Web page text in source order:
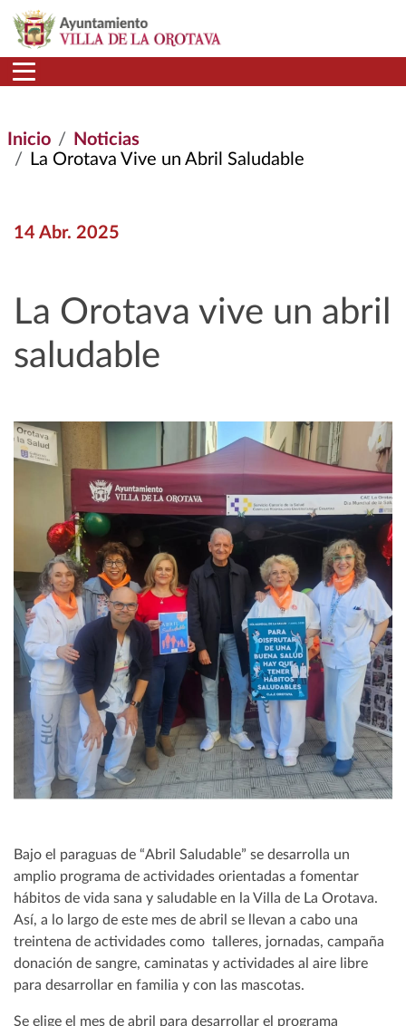
Pasar al contenido principal
Inicio
Noticias
La Orotava Vive un Abril Saludable
14 Abr. 2025
La Orotava vive un abril
saludable
Bajo el paraguas de “Abril Saludable” se desarrolla un
amplio programa de actividades orientadas a fomentar
hábitos de vida sana y saludable en la Villa de La Orotava.
Así, a lo largo de este mes de abril se llevan a cabo una
treintena de actividades como talleres, jornadas, campaña
donación de sangre, caminatas y actividades al aire libre
para desarrollar en familia y con las mascotas.
Se elige el mes de abril para desarrollar el programa